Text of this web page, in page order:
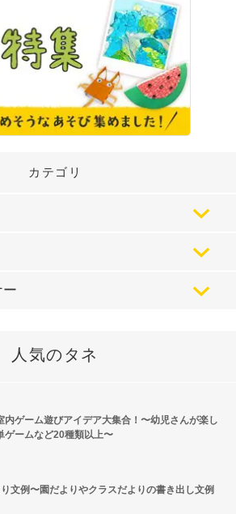
カテゴリ
ー
人気のタネ
内ゲーム遊びアイデア大集合！〜幼児さんが楽し
ゲームなど20種類以上〜
文例〜園だよりやクラスだよりの書き出し文例